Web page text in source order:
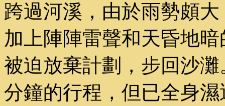
跨過河溪，由於雨勢頗
加上陣陣雷聲和天昏地
被迫放棄計劃，步回沙
分鐘的行程，但已全身